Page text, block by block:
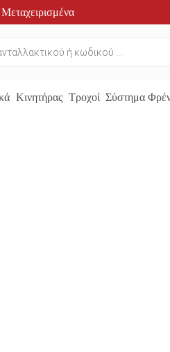
Μεταχειρισμένα
Κινητήρας Τροχοί Σύστημα